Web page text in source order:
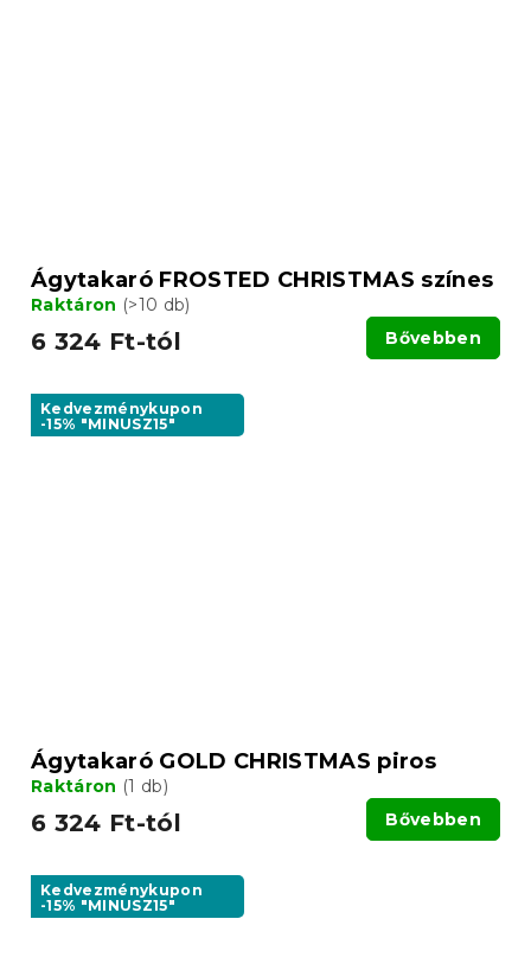
Ágytakaró FROSTED CHRISTMAS színes
Raktáron (>10 db)
6 324 Ft-tól Bővebben
Kedvezménykupon
-15% "MINUSZ15"
Ágytakaró GOLD CHRISTMAS piros
Raktáron (1 db)
6 324 Ft-tól Bővebben
Kedvezménykupon
-15% "MINUSZ15"